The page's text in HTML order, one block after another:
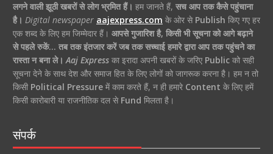
लगने वाली झूठी खबरों से लोग भ्रमित हैं। हम जानते हैं, सच आप तक कैसे पहुंचाना
है। Digital newspaper aajexpress.com के ओर से Publish किए गए हर
एक शब्द के लिए हम जिम्मेदार हैं। आपसे गुजारिश है, किसी भी सूचना को आगे बढ़ाने
से पहले रुकें… तब तक इंतजार करें जब तक सच्चाई हमारे द्वारा आप तक पहुंचने का
रास्ता न बना ले। Aaj Expressका इरादा अपनी खबरों के जरिए Publicको सही
सूचना देने के साथ देश और समाज हित के लिए लोगों को जागरूक करना है। हम न तो
किसी Political Pressureमें काम करते हैं, न ही हमारे Content के लिए हमें
किसी कारोबारी या राजनीतिक दल से Fund मिलता है।
संपर्क